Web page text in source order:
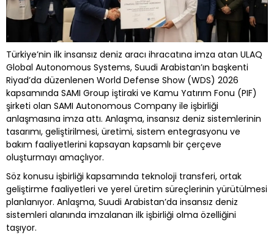
Türkiye’nin ilk insansız deniz aracı ihracatına imza atan ULAQ
Global Autonomous Systems, Suudi Arabistan’ın başkenti
Riyad’da düzenlenen World Defense Show (WDS) 2026
kapsamında SAMI Group iştiraki ve Kamu Yatırım Fonu (PIF)
şirketi olan SAMI Autonomous Company ile işbirliği
anlaşmasına imza attı. Anlaşma, insansız deniz sistemlerinin
tasarımı, geliştirilmesi, üretimi, sistem entegrasyonu ve
bakım faaliyetlerini kapsayan kapsamlı bir çerçeve
oluşturmayı amaçlıyor.
Söz konusu işbirliği kapsamında teknoloji transferi, ortak
geliştirme faaliyetleri ve yerel üretim süreçlerinin yürütülmesi
planlanıyor. Anlaşma, Suudi Arabistan’da insansız deniz
sistemleri alanında imzalanan ilk işbirliği olma özelliğini
taşıyor.